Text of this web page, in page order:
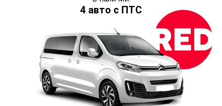
4 авто с ПТС